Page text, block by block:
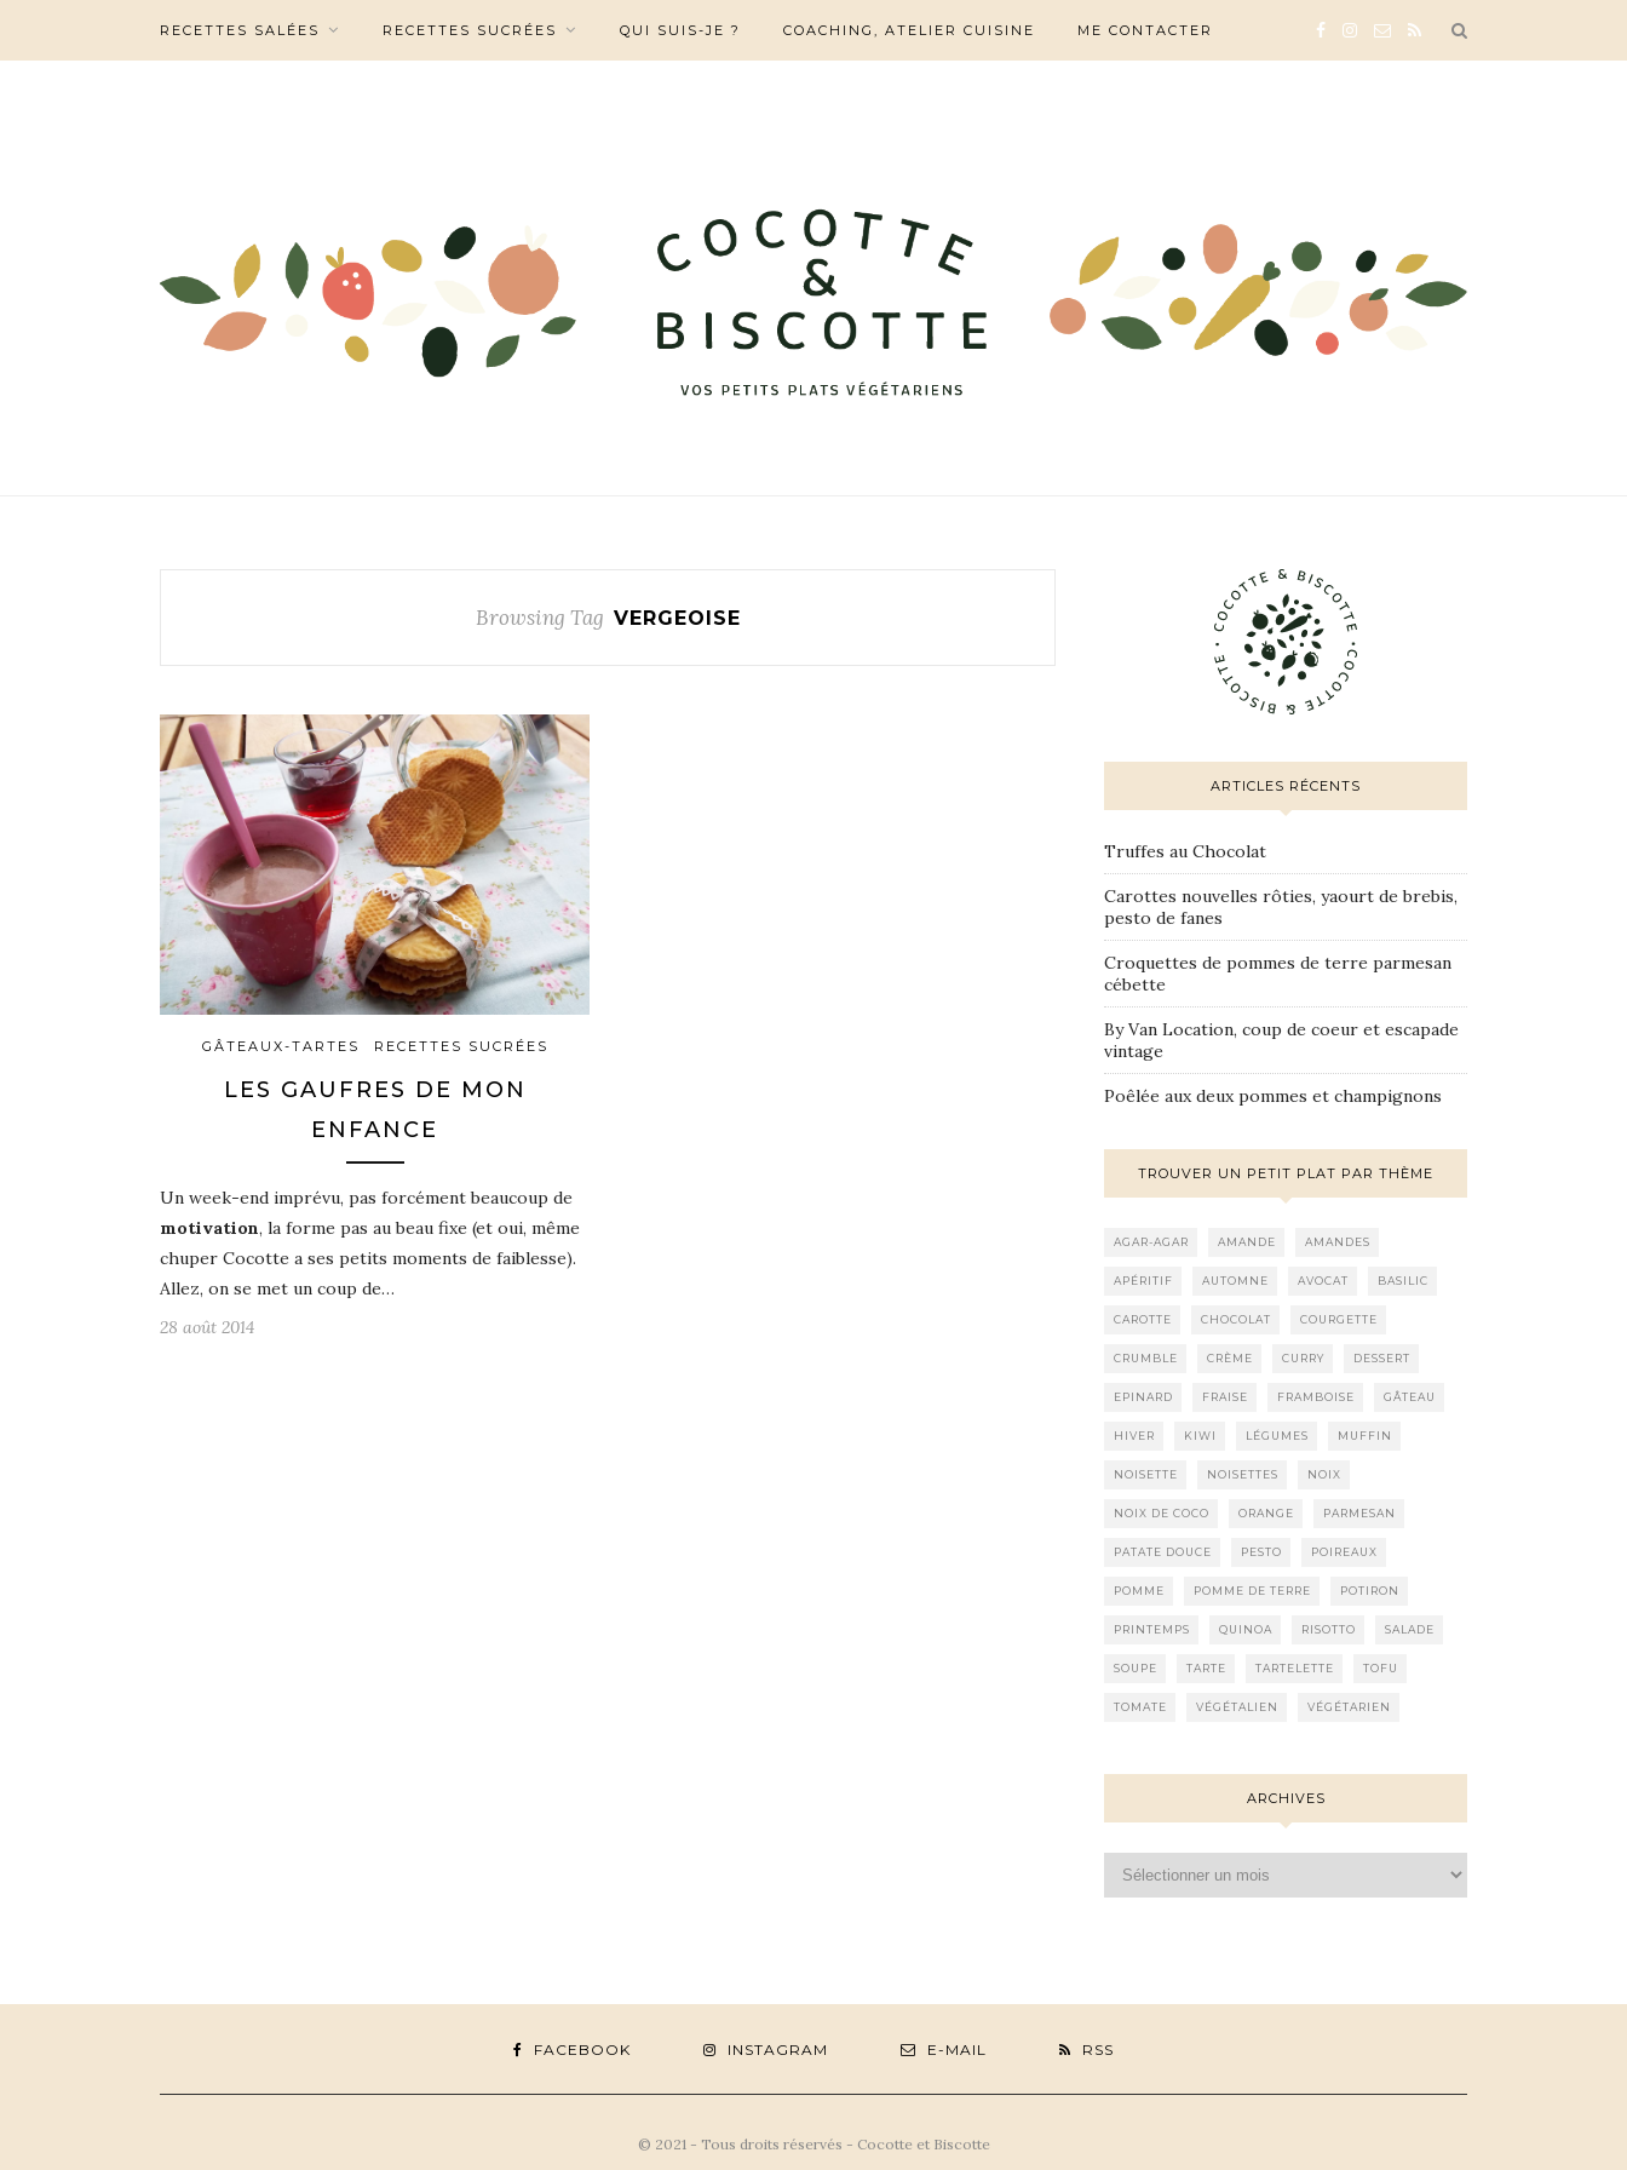
RECETTES SALÉES RECETTES SUCRÉES QUI SUIS-JE ? COACHING, ATELIER CUISINE ME CONTACTER
Browsing Tag VERGEOISE
GÂTEAUX-TARTES RECETTES SUCRÉES
LES GAUFRES DE MON
ENFANCE
Un week-end imprévu, pas forcément beaucoup de
motivation, la forme pas au beau fixe (et oui, même
chuper Cocotte a ses petits moments de faiblesse).
Allez, on se met un coup de…
28 août 2014
ARTICLES RÉCENTS
Truffes au Chocolat
Carottes nouvelles rôties, yaourt de brebis,
pesto de fanes
Croquettes de pommes de terre parmesan
cébette
By Van Location, coup de coeur et escapade
vintage
Poêlée aux deux pommes et champignons
TROUVER UN PETIT PLAT PAR THÈME
AGAR-AGAR AMANDE AMANDES
APÉRITIF AUTOMNE AVOCAT BASILIC
CAROTTE CHOCOLAT COURGETTE
CRUMBLE CRÈME CURRY DESSERT
EPINARD FRAISE FRAMBOISE GÂTEAU
HIVER KIWI LÉGUMES MUFFIN
NOISETTE NOISETTES NOIX
NOIX DE COCO ORANGE PARMESAN
PATATE DOUCE PESTO POIREAUX
POMME POMME DE TERRE POTIRON
PRINTEMPS QUINOA RISOTTO SALADE
SOUPE TARTE TARTELETTE TOFU
TOMATE VÉGÉTALIEN VÉGÉTARIEN
ARCHIVES
FACEBOOK INSTAGRAM E-MAIL RSS
© 2021 - Tous droits réservés - Cocotte et Biscotte